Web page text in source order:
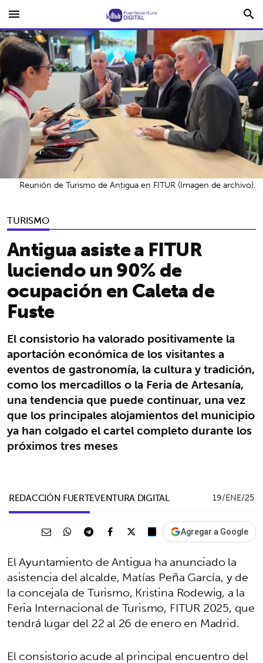
menu search
TURISMO
Antigua asiste a FITUR
luciendo un 90% de
ocupación en Caleta de
Fuste
El consistorio ha valorado positivamente la
aportación económica de los visitantes a
eventos de gastronomía, la cultura y tradición,
como los mercadillos o la Feria de Artesanía,
una tendencia que puede continuar, una vez
que los principales alojamientos del municipio
ya han colgado el cartel completo durante los
próximos tres meses
Reunión de Turismo de Antigua en FITUR (Imagen de archivo).
REDACCIÓN FUERTEVENTURA DIGITAL 19/ENE/25
Agregar a Google
El Ayuntamiento de Antigua ha anunciado la
asistencia del alcalde, Matías Peña García, y de
la concejala de Turismo, Kristina Rodewig, a la
Feria Internacional de Turismo, FITUR 2025, que
tendrá lugar del 22 al 26 de enero en Madrid.
El consistorio acude al principal encuentro del